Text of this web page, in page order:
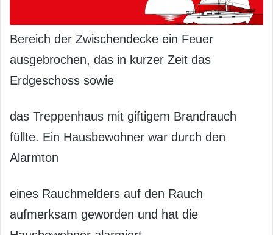
Bereich der Zwischendecke ein Feuer
ausgebrochen, das in kurzer Zeit das
Erdgeschoss sowie
das Treppenhaus mit giftigem Brandrauch
füllte. Ein Hausbewohner war durch den
Alarmton
eines Rauchmelders auf den Rauch
aufmerksam geworden und hat die